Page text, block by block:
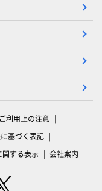
ご利用上の注意
基づく表記
関する表示 会社案内